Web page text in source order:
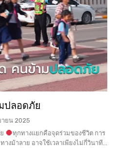
ปลอดภัย
ายน 2025
ทุกทางแยกคือจุดร่วมของชีวิต การ
ม้าลาย อาจใช้เวลาเพียงไม่กี่วินาที...